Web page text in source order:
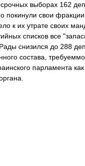
выборах 162
покинули свои
к их утрате своих
списков все
Рады снизился до 288
состава,
парламента